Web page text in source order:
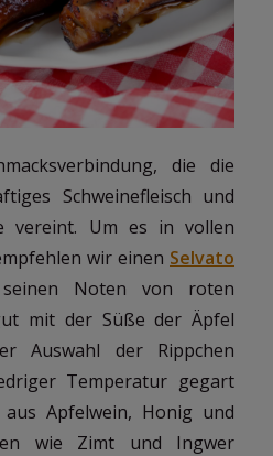
die die
Schweinefleisch und
vereint. Um es in vollen
wir einen Selvato
Noten von roten
mit der Süße der Äpfel
Auswahl der Rippchen
Temperatur gegart
Apfelwein, Honig und
wie Zimt und Ingwer